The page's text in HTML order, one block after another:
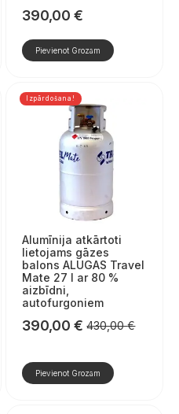
390,00 €
Pievienot Grozam
Izpārdošana!
Alumīnija atkārtoti
lietojams gāzes
balons ALUGAS Travel
Mate 27 l ar 80 %
aizbīdni,
autofurgoniem
430,00€
Sākotnējā
bija:
430,00 €.
390,00 €
Pašreizējā
ir:
390,00 €.
Pievienot Grozam